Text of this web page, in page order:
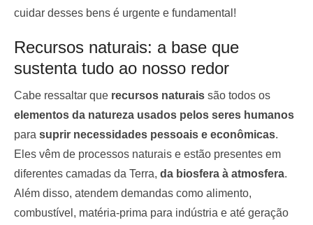
cuidar desses bens é urgente e fundamental!
Recursos naturais: a base que
sustenta tudo ao nosso redor
Cabe ressaltar que recursos naturais são todos os
elementos da natureza usados pelos seres humanos
para suprir necessidades pessoais e econômicas.
Eles vêm de processos naturais e estão presentes em
diferentes camadas da Terra, da biosfera à atmosfera.
Além disso, atendem demandas como alimento,
combustível, matéria-prima para indústria e até geração